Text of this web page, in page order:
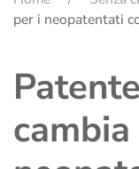
per i neopatentati